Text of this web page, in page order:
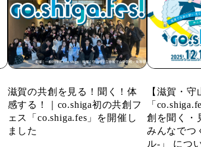
滋賀の共創を見る！聞く！体
感する！｜co.shiga初の共創フ
ェス「co.shiga.fes」を開催し
ました
【滋賀・守
「
創を聞く・
みんなでつ
ル-」 につ